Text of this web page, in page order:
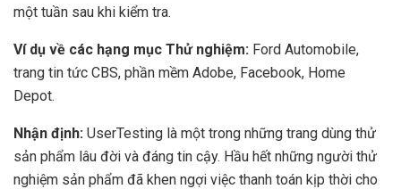
một tuần sau khi kiểm tra.
Ví dụ về các hạng mục Thử nghiệm: Ford Automobile,
trang tin tức CBS, phần mềm Adobe, Facebook, Home
Depot.
Nhận định: UserTesting là một trong những trang dùng thử
sản phẩm lâu đời và đáng tin cậy. Hầu hết những người thử
nghiệm sản phẩm đã khen ngợi việc thanh toán kịp thời cho